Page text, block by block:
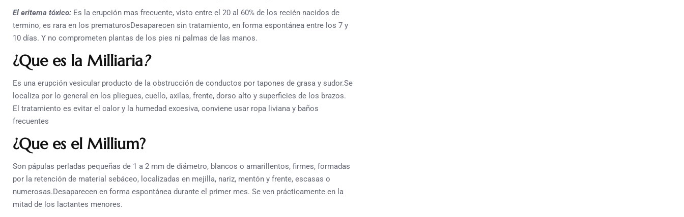
El eritema tóxico: Es la erupción mas frecuente, visto entre el 20 al 60% de los recién nacidos de
termino, es rara en los prematurosDesaparecen sin tratamiento, en forma espontánea entre los 7 y
10 días. Y no comprometen plantas de los pies ni palmas de las manos.
¿Que es la Milliaria?
Es una erupción vesicular producto de la obstrucción de conductos por tapones de grasa y sudor.Se
localiza por lo general en los pliegues, cuello, axilas, frente, dorso alto y superficies de los brazos.
El tratamiento es evitar el calor y la humedad excesiva, conviene usar ropa liviana y baños
frecuentes
¿Que es el Millium?
Son pápulas perladas pequeñas de 1 a 2 mm de diámetro, blancos o amarillentos, firmes, formadas
por la retención de material sebáceo, localizadas en mejilla, nariz, mentón y frente, escasas o
numerosas.Desaparecen en forma espontánea durante el primer mes. Se ven prácticamente en la
mitad de los lactantes menores.